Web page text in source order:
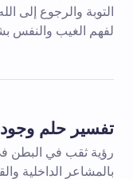
التوبة والرجوع إلى
لفهم الغيب والنفس
تفسير حلم
رؤية ثقب في البطن
بالمشاعر الداخلية